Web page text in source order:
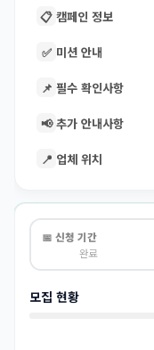
📋 캠페인 정보
✅ 미션 안내
📌 필수 확인사항
📢 추가 안내사항
📍 업체 위치
📅 신청 기간
완료
모집 현황